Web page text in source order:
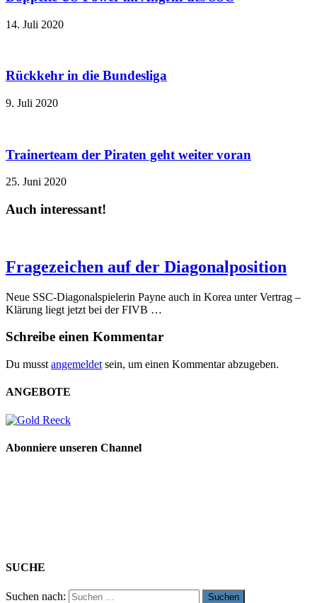
14. Juli 2020
Rückkehr in die Bundesliga
9. Juli 2020
Trainerteam der Piraten geht weiter voran
25. Juni 2020
Auch interessant!
Fragezeichen auf der Diagonalposition
Neue SSC-Diagonalspielerin Payne auch in Korea unter Vertrag –
Klärung liegt jetzt bei der FIVB …
Schreibe einen Kommentar
Du musst angemeldet sein, um einen Kommentar abzugeben.
ANGEBOTE
Abonniere unseren Channel
SUCHE
Suchen nach: